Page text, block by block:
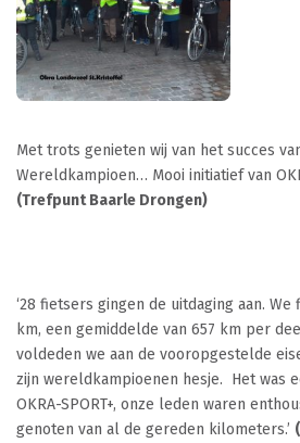
Met trots genieten wij van het succes
Wereldkampioen… Mooi initiatief van
(Trefpunt Baarle Drongen)
‘28 fietsers gingen de uitdaging aan. We
km, een gemiddelde van 657 km per
voldeden we aan de vooropgestelde
zijn wereldkampioenen hesje. Het was
OKRA-SPORT+, onze leden waren
genoten van al de gereden kilometers.’